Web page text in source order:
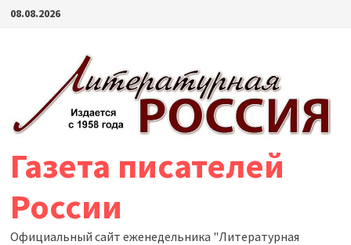
Перейти
08.08.2026
Газета писателей
России
Официальный сайт еженедельника "Литературная